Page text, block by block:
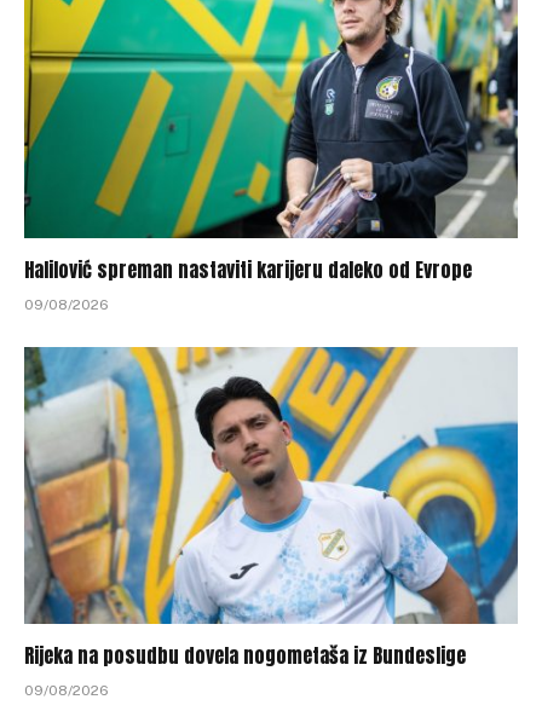
Halilović spreman nastaviti karijeru daleko od Evrope
09/08/2026
Rijeka na posudbu dovela nogometaša iz Bundeslige
09/08/2026